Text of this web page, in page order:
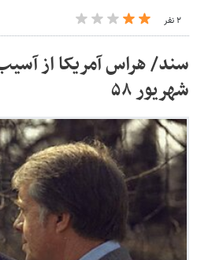
۲ نفر
سند/ هراس آمریکا از
شهریور ۵۸